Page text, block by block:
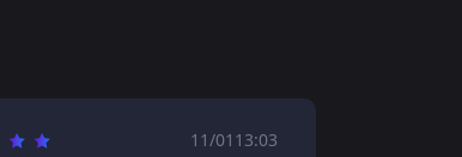
11/01 13:03